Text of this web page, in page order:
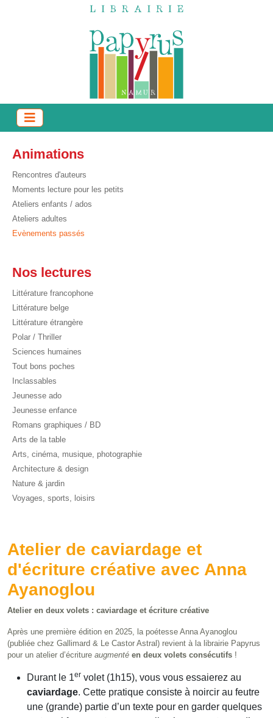
Animations
Rencontres d'auteurs
Moments lecture pour les petits
Ateliers enfants / ados
Ateliers adultes
Evènements passés
Nos lectures
Littérature francophone
Littérature belge
Littérature étrangère
Polar / Thriller
Sciences humaines
Tout bons poches
Inclassables
Jeunesse ado
Jeunesse enfance
Romans graphiques / BD
Arts de la table
Arts, cinéma, musique, photographie
Architecture & design
Nature & jardin
Voyages, sports, loisirs
Atelier de caviardage et
d'écriture créative avec Anna
Ayanoglou
Atelier en deux volets : caviardage et écriture créative
Après une première édition en 2025, la poétesse Anna Ayanoglou
(publiée chez Gallimard & Le Castor Astral) revient à la librairie Papyrus
pour un atelier d’écriture augmenté en deux volets consécutifs !
Durant le 1er volet (1h15), vous vous essaierez au
caviardage. Cette pratique consiste à noircir au feutre
une (grande) partie d’un texte pour en garder quelques